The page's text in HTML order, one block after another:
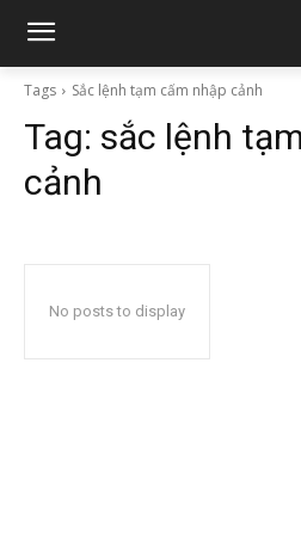
Tags Sắc lệnh tạm cấm nhập cảnh
Tag: sắc lệnh
cảnh
No posts to display